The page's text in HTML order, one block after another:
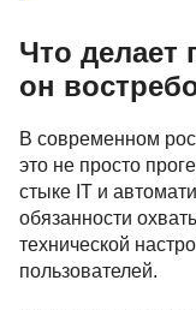
Что делает
он
В современном
это не просто
стыке IT и
обязанности
технической
пользователей.